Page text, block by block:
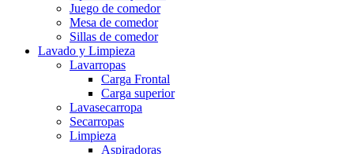
Juego de comedor
Mesa de comedor
Sillas de comedor
Lavado y Limpieza
Lavarropas
Carga Frontal
Carga superior
Lavasecarropa
Secarropas
Limpieza
Aspiradoras